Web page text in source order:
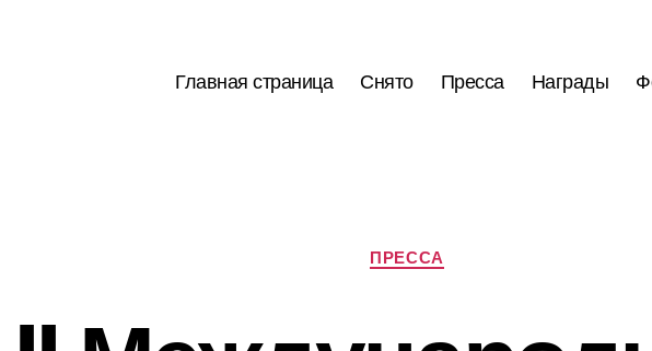
Главная страница Снято Пресса Награды
Рубрики
ПРЕССА